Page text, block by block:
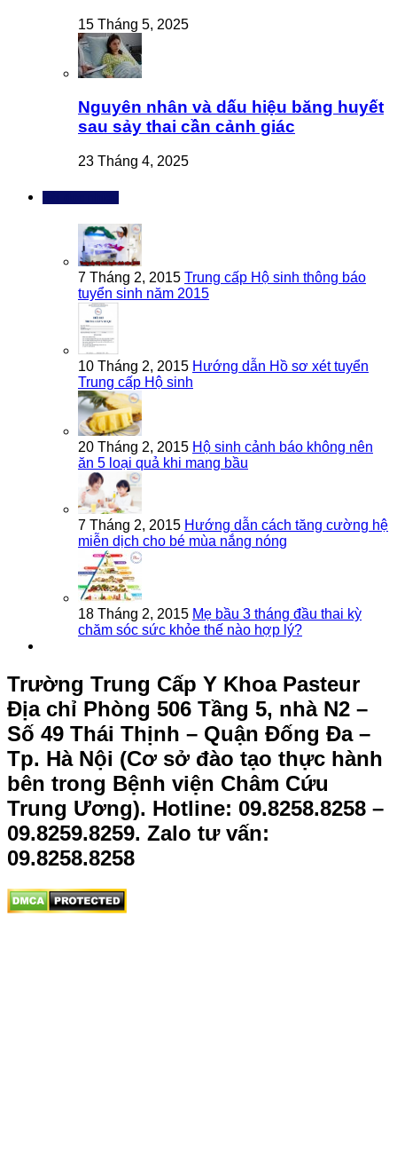
15 Tháng 5, 2025
Nguyên nhân và dấu hiệu băng huyết
sau sảy thai cần cảnh giác
23 Tháng 4, 2025
7 Tháng 2, 2015 Trung cấp Hộ sinh thông báo
tuyển sinh năm 2015
10 Tháng 2, 2015 Hướng dẫn Hồ sơ xét tuyển
Trung cấp Hộ sinh
20 Tháng 2, 2015 Hộ sinh cảnh báo không nên
ăn 5 loại quả khi mang bầu
7 Tháng 2, 2015 Hướng dẫn cách tăng cường hệ
miễn dịch cho bé mùa nắng nóng
18 Tháng 2, 2015 Mẹ bầu 3 tháng đầu thai kỳ
chăm sóc sức khỏe thế nào hợp lý?
Trường Trung Cấp Y Khoa Pasteur
Địa chỉ Phòng 506 Tầng 5, nhà N2 –
Số 49 Thái Thịnh – Quận Đống Đa –
Tp. Hà Nội (Cơ sở đào tạo thực hành
bên trong Bệnh viện Châm Cứu
Trung Ương). Hotline: 09.8258.8258 –
09.8259.8259. Zalo tư vấn:
09.8258.8258